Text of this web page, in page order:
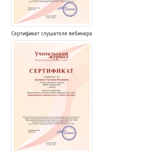
Сертификат слушателя вебинара